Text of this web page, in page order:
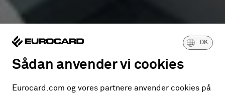
DK
Sådan anvender vi cookies
Eurocard.com og vores partnere anvender cookies på